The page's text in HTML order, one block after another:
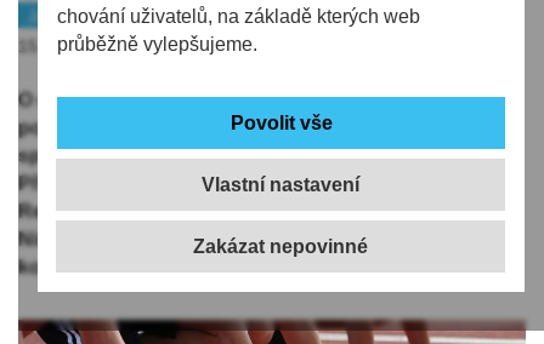
chování uživatelů, na základě kterých web
průběžně vylepšujeme.
Vlastní nastavení
Jablonecko
Peníze
15.11.2025 | 19:20
O dotační příspěvek z rozpočtu Libereckého kraje
požádal Jablonec nad Nisou z programu Podpora
sportovní infrastruktury v Libereckém kraji 2025.
Případné finance chce město využít na projekt
Rekonstrukce UMT hřiště Mozartova v Jablonci nad
Nisou. Celkové předpokládané náklady jsou 9,5 mil
korun bez DPH.